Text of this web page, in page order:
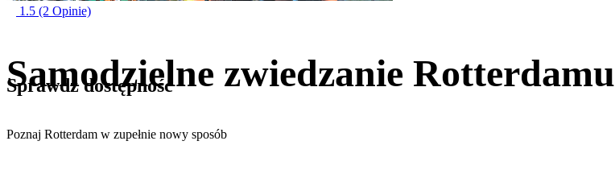
1.5 (2 Opinie)
Samodzielne zwiedzanie Rotterdamu
Poznaj Rotterdam w zupełnie nowy sposób
Sprawdź dostępność